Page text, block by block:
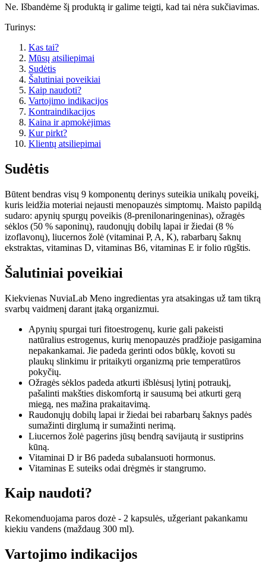
Ne. Išbandėme šį produktą ir galime teigti, kad tai nėra sukčiavimas.
Turinys:
Kas tai?
Mūsų atsiliepimai
Sudėtis
Šalutiniai poveikiai
Kaip naudoti?
Vartojimo indikacijos
Kontraindikacijos
Kaina ir apmokėjimas
Kur pirkt?
Klientų atsiliepimai
Sudėtis
Būtent bendras visų 9 komponentų derinys suteikia unikalų poveikį,
kuris leidžia moteriai nejausti menopauzės simptomų. Maisto papildą
sudaro: apynių spurgų poveikis (8-prenilonaringeninas), ožragės
sėklos (50 % saponinų), raudonųjų dobilų lapai ir žiedai (8 %
izoflavonų), liucernos žolė (vitaminai P, A, K), rabarbarų šaknų
ekstraktas, vitaminas D, vitaminas B6, vitaminas E ir folio rūgštis.
Šalutiniai poveikiai
Kiekvienas NuviaLab Meno ingredientas yra atsakingas už tam tikrą
svarbų vaidmenį darant įtaką organizmui.
Apynių spurgai turi fitoestrogenų, kurie gali pakeisti
natūralius estrogenus, kurių menopauzės pradžioje pasigamina
nepakankamai. Jie padeda gerinti odos būklę, kovoti su
plaukų slinkimu ir pritaikyti organizmą prie temperatūros
pokyčių.
Ožragės sėklos padeda atkurti išblėsusį lytinį potraukį,
pašalinti makšties diskomfortą ir sausumą bei atkurti gerą
miegą, nes mažina prakaitavimą.
Raudonųjų dobilų lapai ir žiedai bei rabarbarų šaknys padės
sumažinti dirglumą ir sumažinti nerimą.
Liucernos žolė pagerins jūsų bendrą savijautą ir sustiprins
kūną.
Vitaminai D ir B6 padeda subalansuoti hormonus.
Vitaminas E suteiks odai drėgmės ir stangrumo.
Kaip naudoti?
Rekomenduojama paros dozė - 2 kapsulės, užgeriant pakankamu
kiekiu vandens (maždaug 300 ml).
Vartojimo indikacijos